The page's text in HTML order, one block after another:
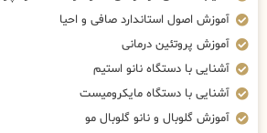
آموزش اصول استاندارد صافی و احیا
آموزش پروتئین درمانی
آشنایی با دستگاه نانو استیم
آشنایی با دستگاه مایکرومیست
آموزش گلوبال و نانو گلوبال مو